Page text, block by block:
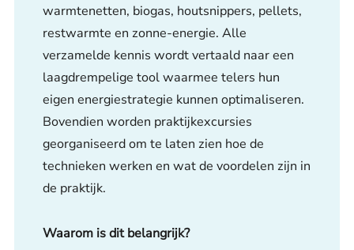
warmtenetten, biogas, houtsnippers, pellets,
restwarmte en zonne-energie. Alle
verzamelde kennis wordt vertaald naar een
laagdrempelige tool waarmee telers hun
eigen energiestrategie kunnen optimaliseren.
Bovendien worden praktijkexcursies
georganiseerd om te laten zien hoe de
technieken werken en wat de voordelen zijn in
de praktijk.
Waarom is dit belangrijk?